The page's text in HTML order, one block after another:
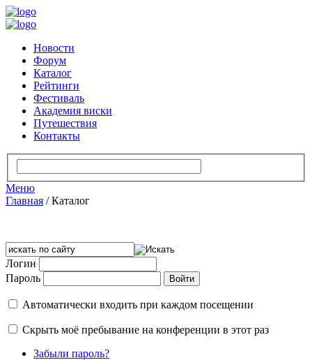
Новости
Форум
Каталог
Рейтинги
Фестиваль
Академия виски
Путешествия
Контакты
Меню
Главная /Каталог
Логин
Пароль
Автоматически входить при каждом посещении
Скрыть моё пребывание на конференции в этот раз
Забыли пароль?